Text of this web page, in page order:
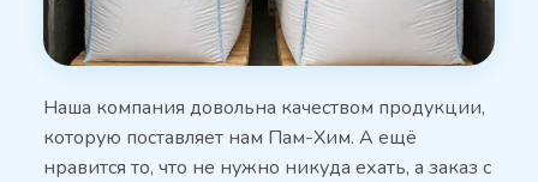
Наша компания довольна качеством продукции,
которую поставляет нам Пам-Хим. А ещё
нравится то, что не нужно никуда ехать, а заказ с